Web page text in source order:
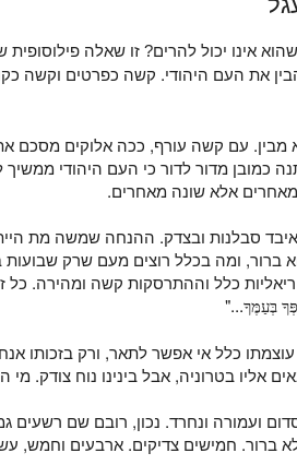
אינו יכול להרים? זו שאלה פילוסופית
את העם היהודי. קשה כפרטים וקשה
מבין. עם קשה עורף, ככה אלוקים מסכם
כמובן מדור לדור כי העם היהודי
מאחרים אלא שונה מאחרים.
סבלנות ובצדק. ההנחה שמשה מת
ברור, ומה בכלל רוצים מעם שרק שבועות
כלל וההתרסקות קשה ומהירה. כל
בְּעַמֶּךָ..."
עוצמתו כלל אי אפשר לתאר, ורק בזכותו
אליו בטרוניה, אבל בינינו נוח צודק.
ועמורה ונחרד. נכון, רובם שם רשעים
ברור. חמישים צדיקים. ארבעים וחמש,